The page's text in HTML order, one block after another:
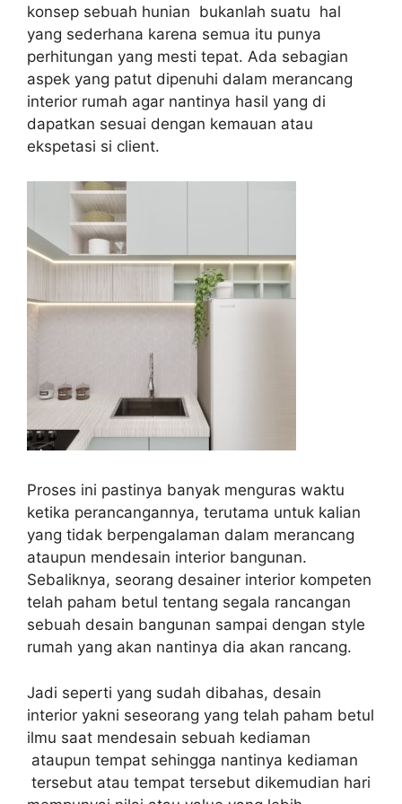
konsep sebuah hunian bukanlah suatu hal
yang sederhana karena semua itu punya
perhitungan yang mesti tepat. Ada sebagian
aspek yang patut dipenuhi dalam merancang
interior rumah agar nantinya hasil yang di
dapatkan sesuai dengan kemauan atau
ekspetasi si client.
Proses ini pastinya banyak menguras waktu
ketika perancangannya, terutama untuk kalian
yang tidak berpengalaman dalam merancang
ataupun mendesain interior bangunan.
Sebaliknya, seorang desainer interior kompeten
telah paham betul tentang segala rancangan
sebuah desain bangunan sampai dengan style
rumah yang akan nantinya dia akan rancang.
Jadi seperti yang sudah dibahas, desain
interior yakni seseorang yang telah paham betul
ilmu saat mendesain sebuah kediaman
ataupun tempat sehingga nantinya kediaman
tersebut atau tempat tersebut dikemudian hari